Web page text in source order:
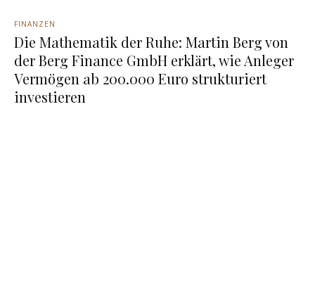
FINANZEN
Die Mathematik der Ruhe: Martin Berg von
der Berg Finance GmbH erklärt, wie Anleger
Vermögen ab 200.000 Euro strukturiert
investieren